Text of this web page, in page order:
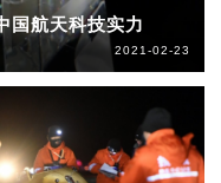
国航天科技实力
2021-02-23